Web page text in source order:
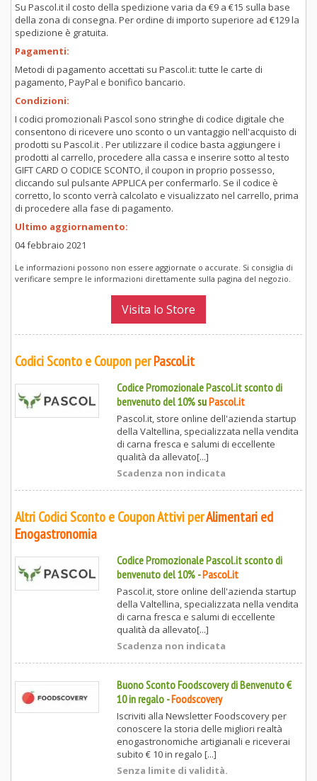
Su Pascol.it il costo della spedizione varia da €9 a €15 sulla base
della zona di consegna. Per ordine di importo superiore ad €129 la
spedizione è gratuita.
Pagamenti:
Metodi di pagamento accettati su Pascol.it: tutte le carte di
pagamento, PayPal e bonifico bancario.
Condizioni:
I codici promozionali Pascol sono stringhe di codice digitale che
consentono di ricevere uno sconto o un vantaggio nell'acquisto di
prodotti su Pascol.it . Per utilizzare il codice basta aggiungere i
prodotti al carrello, procedere alla cassa e inserire sotto al testo
GIFT CARD O CODICE SCONTO, il coupon in proprio possesso,
cliccando sul pulsante APPLICA per confermarlo. Se il codice è
corretto, lo sconto verrà calcolato e visualizzato nel carrello, prima
di procedere alla fase di pagamento.
Ultimo aggiornamento:
04 febbraio 2021
Le informazioni possono non essere aggiornate o accurate. Si consiglia di
verificare sempre le informazioni direttamente sulla pagina del negozio.
Visita lo Store
Codici Sconto e Coupon perPascol.it
Codice Promozionale Pascol.it sconto di
benvenuto del 10%suPascol.it
Pascol.it, store online dell'azienda startup
della Valtellina, specializzata nella vendita
di carna fresca e salumi di eccellente
qualità da allevato[...]
Scadenza non indicata
Altri Codici Sconto e Coupon Attivi perAlimentari ed
Enogastronomia
Codice Promozionale Pascol.it sconto di
benvenuto del 10%-Pascol.it
Pascol.it, store online dell'azienda startup
della Valtellina, specializzata nella vendita
di carna fresca e salumi di eccellente
qualità da allevato[...]
Scadenza non indicata
Buono Sconto Foodscovery di Benvenuto €
10 in regalo-Foodscovery
Iscriviti alla Newsletter Foodscovery per
conoscere la storia delle migliori realtà
enogastronomiche artigianali e riceverai
subito € 10 in regalo [...]
Senza limite di validità.